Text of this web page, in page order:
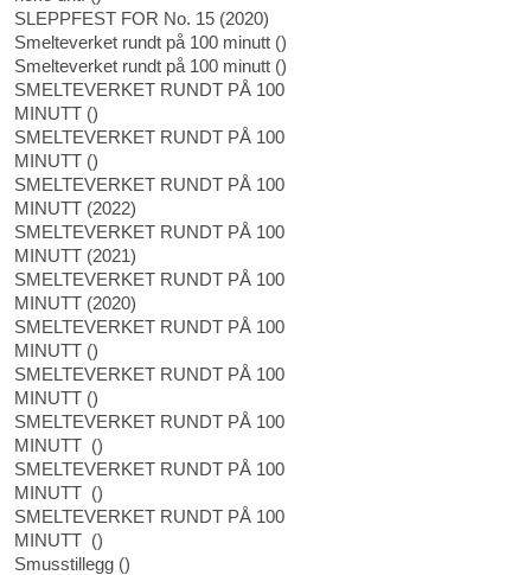
SLEPPFEST FOR No. 15 (2020)
Smelteverket rundt på 100 minutt ()
Smelteverket rundt på 100 minutt ()
SMELTEVERKET RUNDT PÅ 100
MINUTT ()
SMELTEVERKET RUNDT PÅ 100
MINUTT ()
SMELTEVERKET RUNDT PÅ 100
MINUTT (2022)
SMELTEVERKET RUNDT PÅ 100
MINUTT (2021)
SMELTEVERKET RUNDT PÅ 100
MINUTT (2020)
SMELTEVERKET RUNDT PÅ 100
MINUTT ()
SMELTEVERKET RUNDT PÅ 100
MINUTT ()
SMELTEVERKET RUNDT PÅ 100
MINUTT ()
SMELTEVERKET RUNDT PÅ 100
MINUTT ()
SMELTEVERKET RUNDT PÅ 100
MINUTT ()
Smusstillegg ()